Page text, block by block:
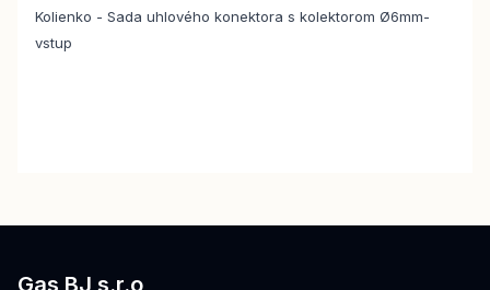
Kolienko - Sada uhlového konektora s kolektorom Ø6mm-
vstup
Gas BJ s.r.o